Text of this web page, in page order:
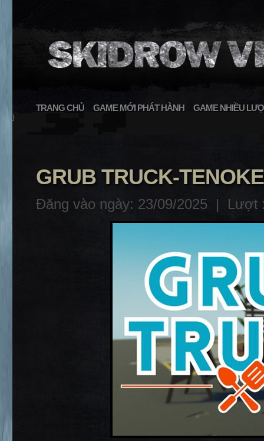
TRANG CHỦ GAME MỚI PHÁT HÀNH GAME NHIỀU
}
GRUB TRUCK-TENOKE
Đăng vào ngày: 23/09/2025 | Lượt